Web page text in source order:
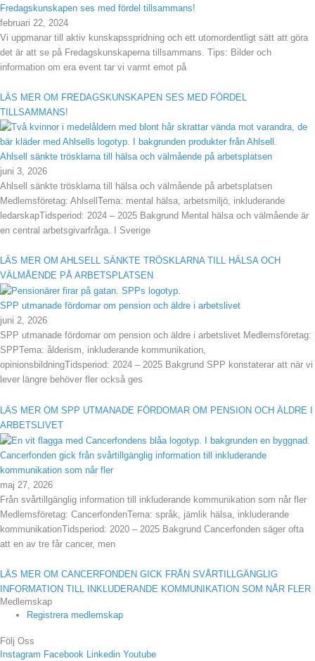
Fredagskunskapen ses med fördel tillsammans!
februari 22, 2024
Vi uppmanar till aktiv kunskapsspridning och ett utomordentligt sätt att göra
det är att se på Fredagskunskaperna tillsammans. Tips: Bilder och
information om era event tar vi varmt emot på
LÄS MER OM FREDAGSKUNSKAPEN SES MED FÖRDEL
TILLSAMMANS!
Ahlsell sänkte trösklarna till hälsa och välmående på arbetsplatsen
juni 3, 2026
Ahlsell sänkte trösklarna till hälsa och välmående på arbetsplatsen
Medlemsföretag: AhlsellTema: mental hälsa, arbetsmiljö, inkluderande
ledarskapTidsperiod: 2024 – 2025 Bakgrund Mental hälsa och välmående är
en central arbetsgivarfråga. I Sverige
LÄS MER OM AHLSELL SÄNKTE TRÖSKLARNA TILL HÄLSA OCH
VÄLMÅENDE PÅ ARBETSPLATSEN
SPP utmanade fördomar om pension och äldre i arbetslivet
juni 2, 2026
SPP utmanade fördomar om pension och äldre i arbetslivet Medlemsföretag:
SPPTema: ålderism, inkluderande kommunikation,
opinionsbildningTidsperiod: 2024 – 2025 Bakgrund SPP konstaterar att när vi
lever längre behöver fler också ges
LÄS MER OM SPP UTMANADE FÖRDOMAR OM PENSION OCH ÄLDRE I
ARBETSLIVET
Cancerfonden gick från svårtillgänglig information till inkluderande
kommunikation som når fler
maj 27, 2026
Från svårtillgänglig information till inkluderande kommunikation som når fler
Medlemsföretag: CancerfondenTema: språk, jämlik hälsa, inkluderande
kommunikationTidsperiod: 2020 – 2025 Bakgrund Cancerfonden säger ofta
att en av tre får cancer, men
LÄS MER OM CANCERFONDEN GICK FRÅN SVÅRTILLGÄNGLIG
INFORMATION TILL INKLUDERANDE KOMMUNIKATION SOM NÅR FLER
Medlemskap
Registrera medlemskap
Följ Oss
Instagram Facebook Linkedin Youtube